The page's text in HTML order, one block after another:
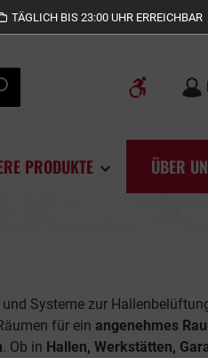
TÄGLICH BIS 23:00 UHR ERREICHBAR
PRODUKTE ÜBER
Systeme zur
für ein angenehmes
. Ob in Hallen, Werkstätten,